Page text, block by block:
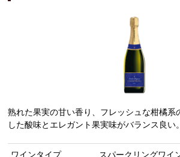
熟れた果実の甘い香り、フレッシュな柑橘系
した酸味とエレガント果実味がバランス良い。
ワインタイプ スパークリングワイ